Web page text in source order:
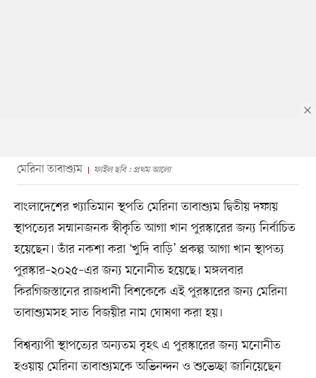
মেরিনা তাবাশ্যুম ফাইল ছবি : প্রথম আলো
বাংলাদেশের খ্যাতিমান স্থপতি মেরিনা তাবাশ্যুম দ্বিতীয় দফায়
স্থাপত্যের সম্মানজনক স্বীকৃতি আগা খান পুরস্কারের জন্য নির্বাচিত
হয়েছেন। তাঁর নকশা করা ‘খুদি বাড়ি’ প্রকল্প আগা খান স্থাপত্য
পুরস্কার–২০২৫–এর জন্য মনোনীত হয়েছে। মঙ্গলবার
কিরগিজস্তানের রাজধানী বিশকেকে এই পুরস্কারের জন্য মেরিনা
তাবাশ্যুমসহ সাত বিজয়ীর নাম ঘোষণা করা হয়।
বিশ্বব্যাপী স্থাপত্যের অন্যতম বৃহৎ এ পুরস্কারের জন্য মনোনীত
হওয়ায় মেরিনা তাবাশ্যুমকে অভিনন্দন ও শুভেচ্ছা জানিয়েছেন